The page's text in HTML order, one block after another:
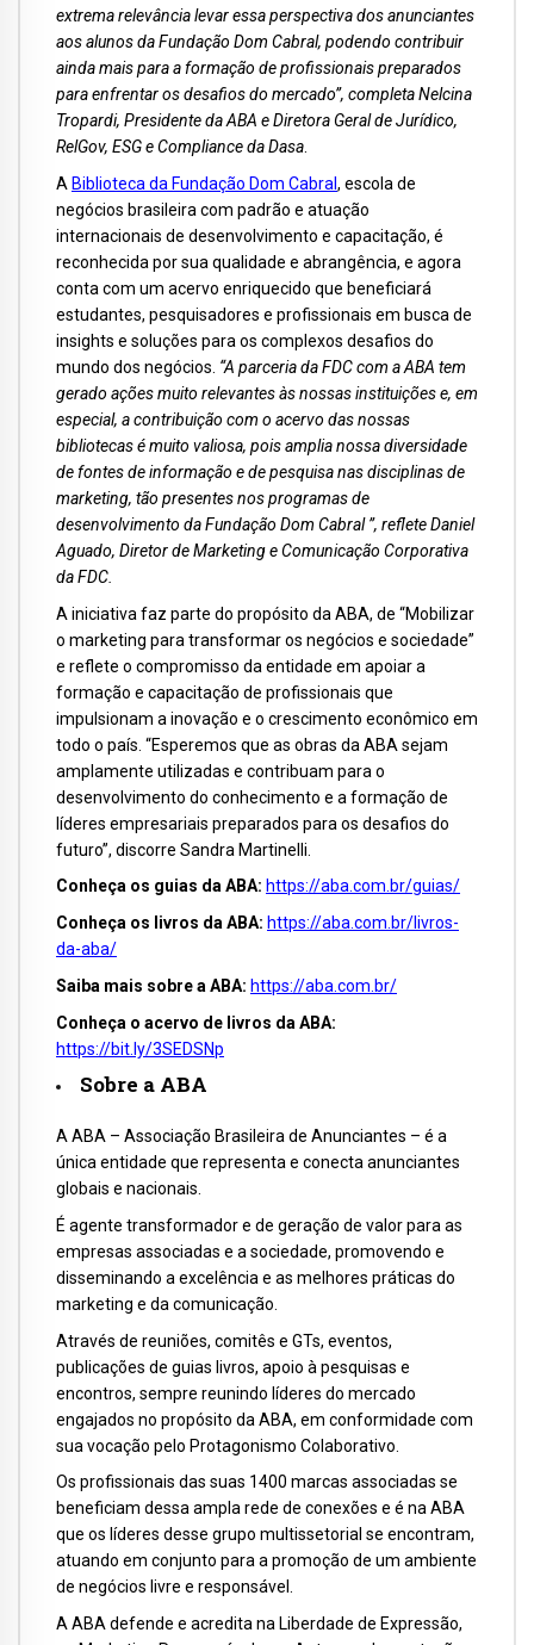
extrema relevância levar essa perspectiva dos anunciantes
aos alunos da Fundação Dom Cabral, podendo contribuir
ainda mais para a formação de profissionais preparados
para enfrentar os desafios do mercado”, completa Nelcina
Tropardi, Presidente da ABA e Diretora Geral de Jurídico,
RelGov, ESG e Compliance da Dasa
A Biblioteca da Fundação Dom Cabral , escola de
negócios brasileira com padrão e atuação
internacionais de desenvolvimento e capacitação, é
reconhecida por sua qualidade e abrangência, e agora
conta com um acervo enriquecido que beneficiará
estudantes, pesquisadores e profissionais em busca de
insights e soluções para os complexos desafios do
mundo dos negócios. “A parceria da FDC com a ABA tem
gerado ações muito relevantes às nossas instituições e, em
especial, a contribuição com o acervo das nossas
bibliotecas é muito valiosa, pois amplia nossa diversidade
de fontes de informação e de pesquisa nas disciplinas de
marketing, tão presentes nos programas de
desenvolvimento da Fundação Dom Cabral ”, reflete Daniel
Aguado, Diretor de Marketing e Comunicação Corporativa
da FDC.
A iniciativa faz parte do propósito da ABA, de “Mobilizar
o marketing para transformar os negócios e sociedade”
e reflete o compromisso da entidade em apoiar a
formação e capacitação de profissionais que
impulsionam a inovação e o crescimento econômico em
todo o país. “Esperemos que as obras da ABA sejam
amplamente utilizadas e contribuam para o
desenvolvimento do conhecimento e a formação de
líderes empresariais preparados para os desafios do
futuro”, discorre Sandra Martinelli.
Conheça os guias da ABA: https://aba.com.br/guias/
Conheça os livros da ABA: https://aba.com.br/livros-
da-aba/
Saiba mais sobre a ABA: https://aba.com.br/
Conheça o acervo de livros da ABA:
https://bit.ly/3SEDSNp
Sobre a ABA
A ABA – Associação Brasileira de Anunciantes – é a
única entidade que representa e conecta anunciantes
globais e nacionais.
É agente transformador e de geração de valor para as
empresas associadas e a sociedade, promovendo e
disseminando a excelência e as melhores práticas do
marketing e da comunicação.
Através de reuniões, comitês e GTs, eventos,
publicações de guias livros, apoio à pesquisas e
encontros, sempre reunindo líderes do mercado
engajados no propósito da ABA, em conformidade com
sua vocação pelo Protagonismo Colaborativo.
Os profissionais das suas 1400 marcas associadas se
beneficiam dessa ampla rede de conexões e é na ABA
que os líderes desse grupo multissetorial se encontram,
atuando em conjunto para a promoção de um ambiente
de negócios livre e responsável.
A ABA defende e acredita na Liberdade de Expressão,